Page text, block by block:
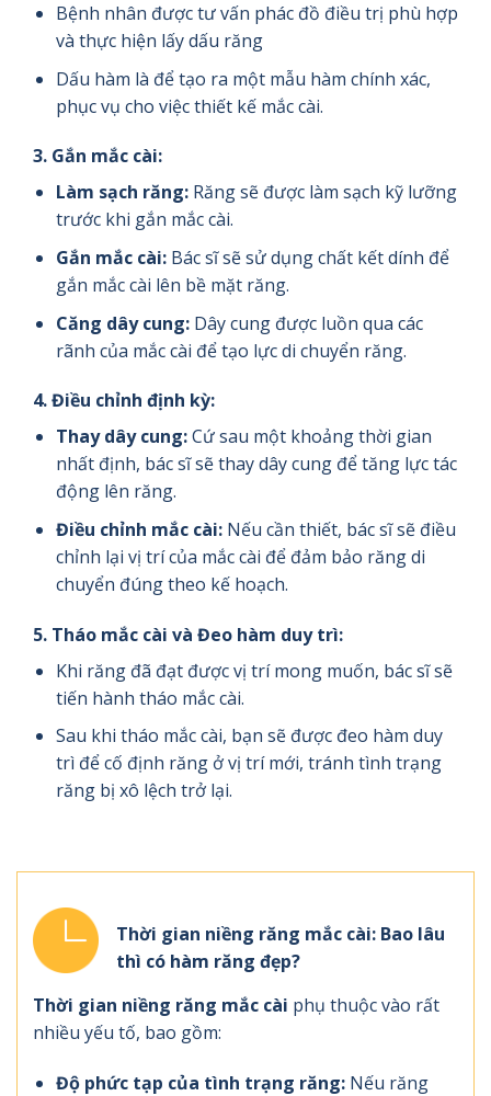
Bệnh nhân được tư vấn phác đồ điều trị phù hợp
và thực hiện lấy dấu răng
Dấu hàm là để tạo ra một mẫu hàm chính xác,
phục vụ cho việc thiết kế mắc cài.
3. Gắn mắc cài:
Làm sạch răng:Răng sẽ được làm sạch kỹ lưỡng
trước khi gắn mắc cài.
Gắn mắc cài:Bác sĩ sẽ sử dụng chất kết dính để
gắn mắc cài lên bề mặt răng.
Căng dây cung:Dây cung được luồn qua các
rãnh của mắc cài để tạo lực di chuyển răng.
4.Điều chỉnh định kỳ:
Thay dây cung:Cứ sau một khoảng thời gian
nhất định, bác sĩ sẽ thay dây cung để tăng lực tác
động lên răng.
Điều chỉnh mắc cài:Nếu cần thiết, bác sĩ sẽ điều
chỉnh lại vị trí của mắc cài để đảm bảo răng di
chuyển đúng theo kế hoạch.
5. Tháo mắc cài và Đeo hàm duy trì:
Khi răng đã đạt được vị trí mong muốn, bác sĩ sẽ
tiến hành tháo mắc cài.
Sau khi tháo mắc cài, bạn sẽ được đeo hàm duy
trì để cố định răng ở vị trí mới, tránh tình trạng
răng bị xô lệch trở lại.
Thời gian niềng răng mắc cài: Bao lâu
thì có hàm răng đẹp?
Thời gian niềng răng mắc cài phụ thuộc vào rất
nhiều yếu tố, bao gồm:
Độ phức tạp của tình trạng răng:Nếu răng